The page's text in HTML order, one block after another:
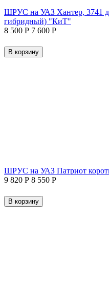
ШРУС на УАЗ Хантер, 3741
гибридный) "КиТ"
8 500 Р 7 600 Р
В корзину
ШРУС на УАЗ Патриот
9 820 Р 8 550 Р
В корзину